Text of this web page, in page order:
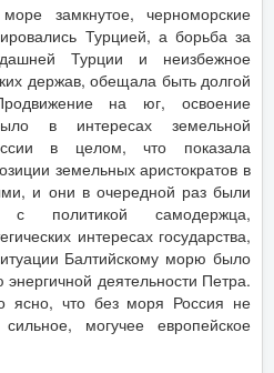
замкнутое, черноморские
Турцией, а борьба за
Турции и неизбежное
держав, обещала быть долгой
на юг, освоение
в интересах земельной
в целом, что показала
земельных аристократов в
и они в очередной раз были
с политикой самодержца,
интересах государства,
Балтийскому морю было
деятельности Петра.
ясно, что без моря Россия не
могучее европейское